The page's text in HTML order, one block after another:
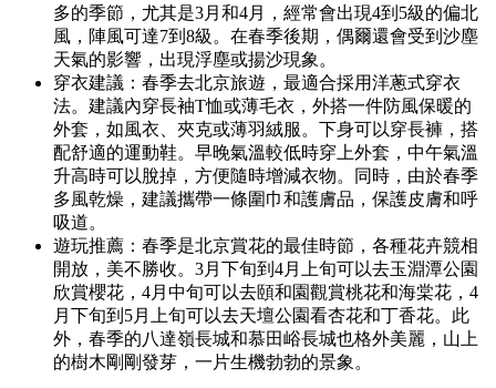
多的季節，尤其是3月和4月，經常會出現4到5級的偏北
風，陣風可達7到8級。在春季後期，偶爾還會受到沙塵
天氣的影響，出現浮塵或揚沙現象。
穿衣建議：春季去北京旅遊，最適合採用洋蔥式穿衣
法。建議內穿長袖T恤或薄毛衣，外搭一件防風保暖的
外套，如風衣、夾克或薄羽絨服。下身可以穿長褲，搭
配舒適的運動鞋。早晚氣溫較低時穿上外套，中午氣溫
升高時可以脫掉，方便隨時增減衣物。同時，由於春季
多風乾燥，建議攜帶一條圍巾和護膚品，保護皮膚和呼
吸道。
遊玩推薦：春季是北京賞花的最佳時節，各種花卉競相
開放，美不勝收。3月下旬到4月上旬可以去玉淵潭公園
欣賞櫻花，4月中旬可以去頤和園觀賞桃花和海棠花，4
月下旬到5月上旬可以去天壇公園看杏花和丁香花。此
外，春季的八達嶺長城和慕田峪長城也格外美麗，山上
的樹木剛剛發芽，一片生機勃勃的景象。